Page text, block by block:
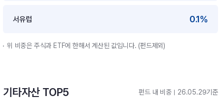
서유럽 0.1%
위 비중은 주식과 ETF에 한해서 계산된 값입니다. (펀드제외)
기타자산 TOP5 펀드 내 비중 26.05.29기준